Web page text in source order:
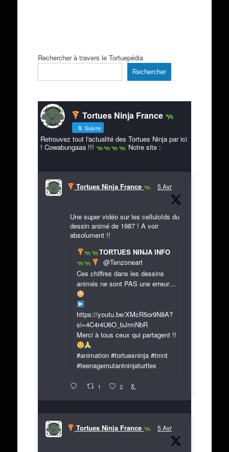
Rechercher à travers le Tortuepédia
Rechercher
Tortues Ninja France
Suivre
Retrouvez tout l'actualité des Tortues Ninja par ici
! Cowabungaaa !!!
Notre site :
Tortues Ninja France 5 Avr
Une super vidéo sur les celluloïds du
dessin animé de 1987 ! A voir
absolument !!
TORTUES NINJA INFO
@Tenzoneart
Ces chiffres dans les dessins
animés ne sont PAS une erreur…
https://youtu.be/XMcR5or9N8A?
si=4C4r4U6O_bJrmNbR
Merci à tous ceux qui partagent !!
#animation #tortuesninja #tmnt
#teenagemutantninjaturtles
1 2 X
Tortues Ninja France 5 Avr